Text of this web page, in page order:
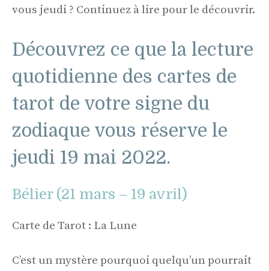
vous jeudi ? Continuez à lire pour le découvrir.
Découvrez ce que la lecture
quotidienne des cartes de
tarot de votre signe du
zodiaque vous réserve le
jeudi 19 mai 2022.
Bélier (21 mars – 19 avril)
Carte de Tarot : La Lune
C’est un mystère pourquoi quelqu’un pourrait